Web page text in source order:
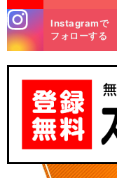
m
Instagramで
フォローする